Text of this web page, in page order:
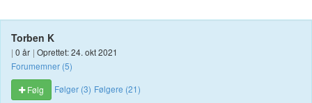
Torben K
| 0 år | Oprettet: 24. okt 2021
Forumemner (5)
Følg
Følger (3) Følgere (21)